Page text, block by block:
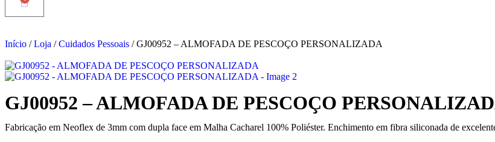
Início /Loja /Cuidados Pessoais / GJ00952 – ALMOFADA DE PESCOÇO PERSONALIZADA
GJ00952 – ALMOFADA DE PESCOÇO
Fabricação em Neoflex de 3mm com dupla face em Malha Cacharel 100% Poliéster. Enchimento em fibra siliconada de